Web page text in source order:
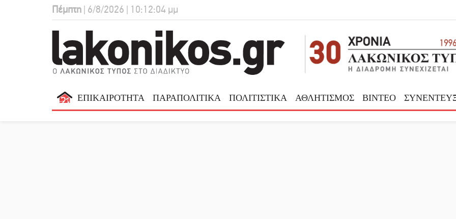
Πέμπτη | 6/8/2026 | 10:12:05 μμ
ΕΠΙΚΑΙΡΟΤΗΤΑ ΠΑΡΑΠΟΛΙΤΙΚΑ ΠΟΛΙΤΙΣΤΙΚΑ ΑΘΛΗΤΙΣΜΟΣ ΒΙΝΤΕΟ